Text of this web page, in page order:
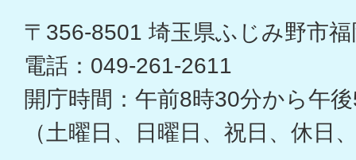
〒356-8501 埼玉県ふじみ野市
電話：049-261-2611
開庁時間：午前8時30分から午
（土曜日、日曜日、祝日、休日